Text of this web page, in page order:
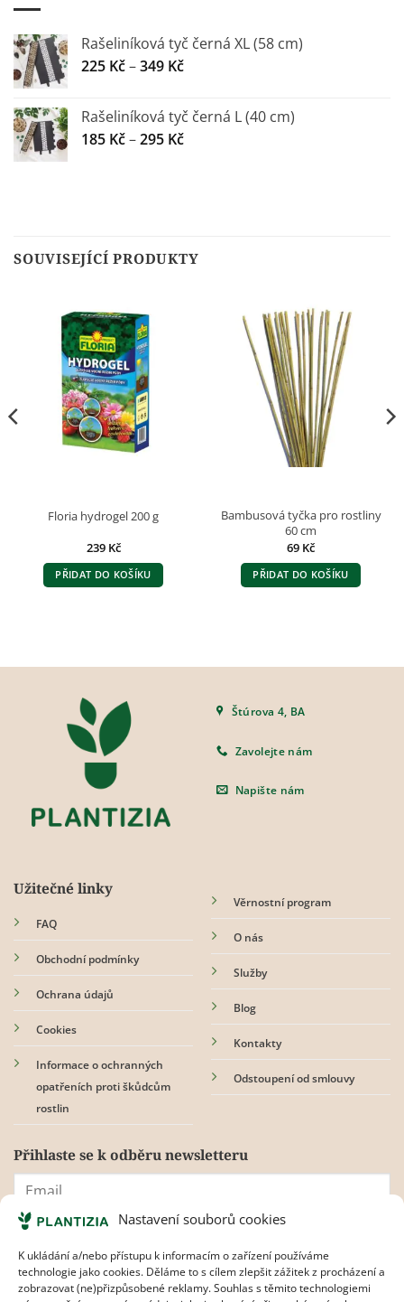
Nastavení souborů cookies
K ukládání a/nebo přístupu k informacím o zařízení používáme
technologie jako cookies. Děláme to s cílem zlepšit zážitek z procházení a
zobrazovat (ne)přizpůsobené reklamy. Souhlas s těmito technologiemi
Rašeliníková tyč černá XL (58 cm)
225 Kč–349 KčRozpětí
až
349 Kč
Rašeliníková tyč černá L (40 cm)
185 Kč–295 KčRozpětí
SOUVISEJÍCÍ PRODUKTY
Floria hydrogel 200 g
239 Kč
PŘIDAT DO KOŠÍKU
Bambusová tyčka pro rostliny
60 cm
69 Kč
PŘIDAT DO KOŠÍKU
Štúrova 4, BA
Zavolejte nám
Napište nám
Užitečné linky
FAQ
Obchodní podmínky
Ochrana údajů
Cookies
Informace o ochranných
opatřeních proti škůdcům
rostlin
Věrnostní program
O nás
Služby
Blog
Kontakty
Odstoupení od smlouvy
Přihlaste se k odběru newsletteru